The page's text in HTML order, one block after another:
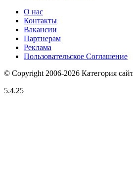
О нас
Контакты
Вакансии
Партнерам
Реклама
Пользовательское Соглашение
© Copyright 2006-2026 Категория
5.4.25